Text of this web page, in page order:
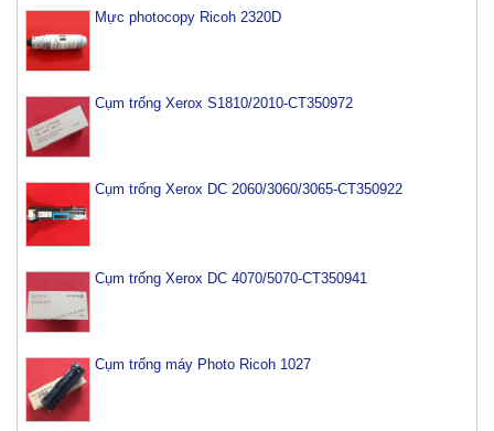
Mực photocopy Ricoh 2320D
Cụm trống Xerox S1810/2010-CT350972
Cụm trống Xerox DC 2060/3060/3065-CT350922
Cụm trống Xerox DC 4070/5070-CT350941
Cụm trống máy Photo Ricoh 1027